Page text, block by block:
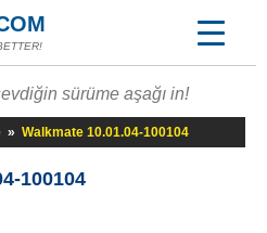
sürüme aşağı in!
» Walkmate 10.01.04-100104
100104